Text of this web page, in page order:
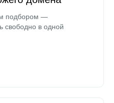
подбором —
свободно в одной